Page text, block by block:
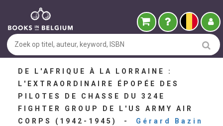
DE L'AFRIQUE À LA LORRAINE :
L'EXTRAORDINAIRE ÉPOPÉE DES
PILOTES DE CHASSE DU 324E
FIGHTER GROUP DE L'US ARMY AIR
CORPS (1942-1945) - Gérard Bazin